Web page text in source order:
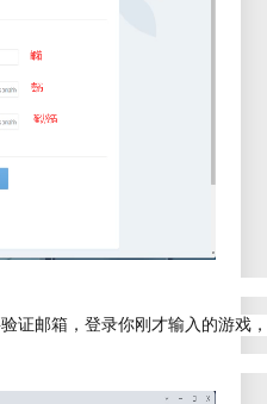
证邮箱，登录你刚才输入的游戏